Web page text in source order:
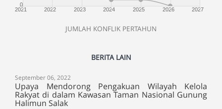
2021 2022 2023 2024 2025 2026 2027
0
JUMLAH KONFLIK PERTAHUN
BERITA LAIN
September 06, 2022
Upaya Mendorong Pengakuan Wilayah Kelola
Rakyat di dalam Kawasan Taman Nasional Gunung
Halimun Salak